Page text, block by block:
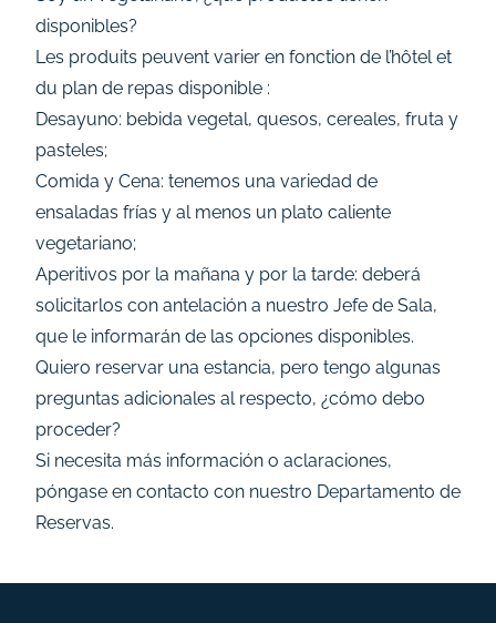
disponibles?
Les produits peuvent varier en fonction de l’hôtel et
du plan de repas disponible :
Desayuno: bebida vegetal, quesos, cereales, fruta y
pasteles;
Comida y Cena: tenemos una variedad de
ensaladas frías y al menos un plato caliente
vegetariano;
Aperitivos por la mañana y por la tarde: deberá
solicitarlos con antelación a nuestro Jefe de Sala,
que le informarán de las opciones disponibles.
Quiero reservar una estancia, pero tengo algunas
preguntas adicionales al respecto, ¿cómo debo
proceder?
Si necesita más información o aclaraciones,
póngase en contacto con nuestro Departamento de
Reservas.